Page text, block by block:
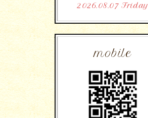
2026.08.07 Friday
mobile